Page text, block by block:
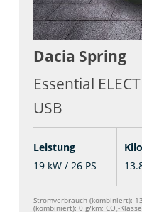
Dacia Spring
Essential
USB
Leistung
19 kW / 26 PS
Stromverbrauch (kombiniert):
(kombiniert): 0 g/km; CO2-